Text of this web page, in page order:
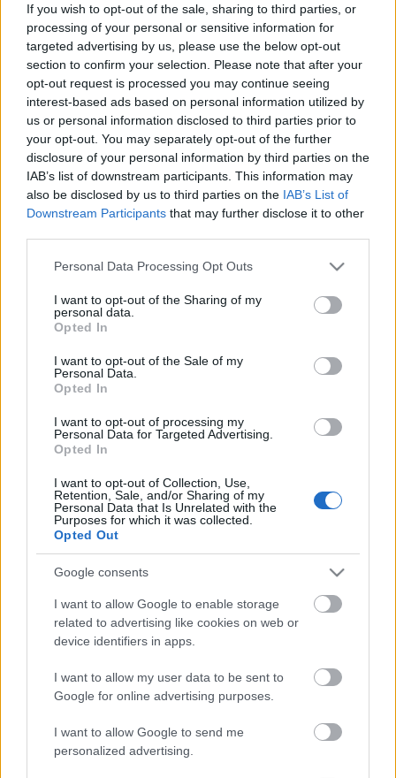
If you wish to opt-out of the sale, sharing to third parties, or
processing of your personal or sensitive information for
targeted advertising by us, please use the below opt-out
section to confirm your selection. Please note that after your
opt-out request is processed you may continue seeing
interest-based ads based on personal information utilized by
us or personal information disclosed to third parties prior to
your opt-out. You may separately opt-out of the further
disclosure of your personal information by third parties on the
IAB’s list of downstream participants. This information may
also be disclosed by us to third parties on the IAB’s List of
Downstream Participants that may further disclose it to other
Please note that this website/app uses one or more Google
not limited to your visit or usage behaviour. You may click to
grant or deny consent to Google and its third-party tags to
use your data for below specified purposes in below Google
consent section.
Personal Data Processing Opt Outs
I want to opt-out of the Sharing of my
personal data.
Opted In
I want to opt-out of the Sale of my
Personal Data.
Opted In
I want to opt-out of processing my
Personal Data for Targeted Advertising.
Opted In
I want to opt-out of Collection, Use,
Retention, Sale, and/or Sharing of my
Personal Data that Is Unrelated with the
Purposes for which it was collected.
Opted Out
Google consents
I want to allow Google to enable storage
related to advertising like cookies on web or
device identifiers in apps.
I want to allow my user data to be sent to
Google for online advertising purposes.
I want to allow Google to send me
personalized advertising.
mesél most egy kicsit a zenekar gitárosa, Eszes Áron:
„Az elmúlt évben 22 koncertünk volt, amelynek
körülbelül a felére mindig elvittünk 1-2 akciókamerát,
aztán kitettük oda őket, ahonnan úgy gondoltuk, hogy
jó képet fognak venni. Két közös koncertünk volt a
Jinerrel, mindkettőből szerepelnek részletek, illetve van
sok belgrádi, és budapesti felvétel is. Ezeket az
anyagokat állandóan gyűjtögettük, és összejött annyi,
hogy végre sikerült egy videóklipet készíteni belőlük.
Természetesen nem csak a koncerteket vettük fel, így
töltöttünk fel ilyesmi, és az is jól sült el.”
Címkék:sequence